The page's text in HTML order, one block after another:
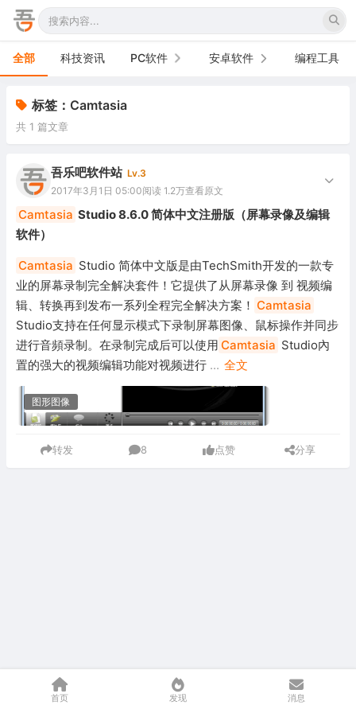
首页 发现 消息
全部 科技资讯 PC软件
办公软件
网络软件
图形图像
游戏娱乐
安全防御
系统下载
系统工具
安卓软件
手机软件
电视软件
车机软件
编程工具
标签：Camtasia
共 1 篇文章
吾乐吧软件站 Lv.3
2017年3月1日 05:00阅读 1.2万查看原文
Camtasia Studio 8.6.0 简体中文注册版（屏幕录像及编辑
软件）
Camtasia Studio 简体中文版是由TechSmith开发的一款专
业的屏幕录制完全解决套件！它提供了从屏幕录像 到 视频编
辑、转换再到发布一系列全程完全解决方案！ Camtasia
Studio支持在任何显示模式下录制屏幕图像、鼠标操作并同步
进行音頻录制。在录制完成后可以使用 Camtasia Studio內
置的强大的视频编辑功能对视频进行 ... 全文
图形图像
转发 8 点赞 分享